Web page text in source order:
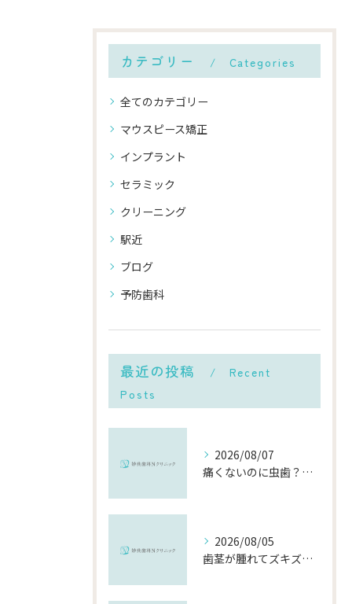
カテゴリー Categories
全てのカテゴリー
マウスピース矯正
インプラント
セラミック
クリーニング
駅近
ブログ
予防歯科
最近の投稿
Recent
Posts
2026/08/07
痛くないのに虫歯？「痛みのない虫歯」が進行する理由と発見方法
2026/08/05
歯茎が腫れてズキズキ痛む時の応急処置と、早めに受診すべき理由